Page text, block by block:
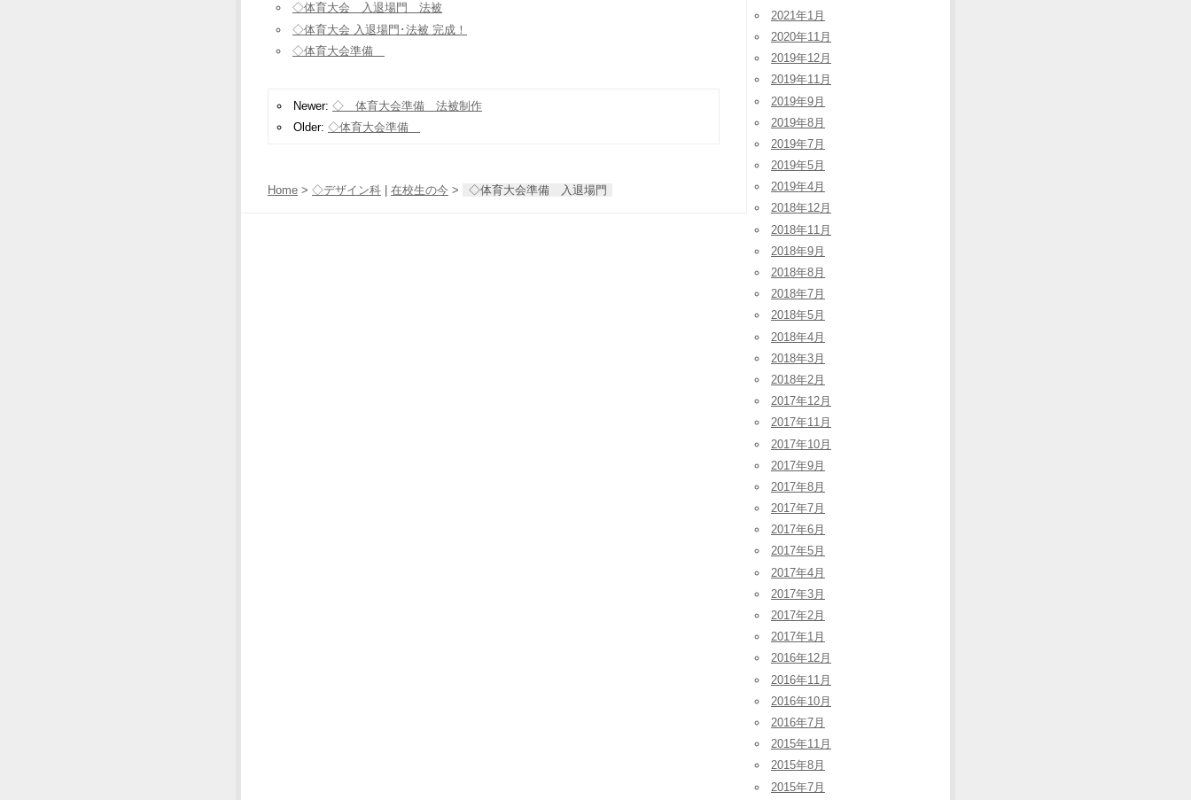
◇体育大会 入退場門 法被
◇体育大会 入退場門･法被 完成！
◇体育大会準備
Newer: ◇ 体育大会準備 法被制作
Older: ◇体育大会準備
Home > ◇デザイン科 在校生の今 > ◇体育大会準備 入退場門
2021年1月
2020年11月
2019年12月
2019年11月
2019年9月
2019年8月
2019年7月
2019年5月
2019年4月
2018年12月
2018年11月
2018年9月
2018年8月
2018年7月
2018年5月
2018年4月
2018年3月
2018年2月
2017年12月
2017年11月
2017年10月
2017年9月
2017年8月
2017年7月
2017年6月
2017年5月
2017年4月
2017年3月
2017年2月
2017年1月
2016年12月
2016年11月
2016年10月
2016年7月
2015年11月
2015年8月
2015年7月